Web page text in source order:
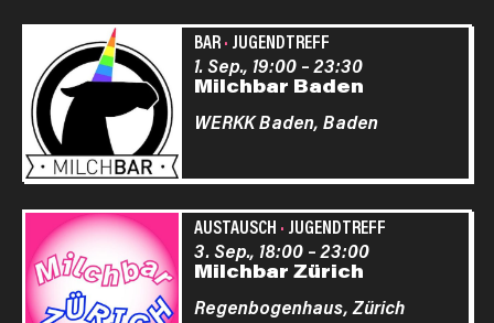
BAR· JUGENDTREFF
Milchbar Baden
1. Sep., 19:00–23:30
WERKK Baden, Baden
AUSTAUSCH · JUGENDTREFF
Milchbar Zürich
3. Sep., 18:00–23:00
Regenbogenhaus, Zürich